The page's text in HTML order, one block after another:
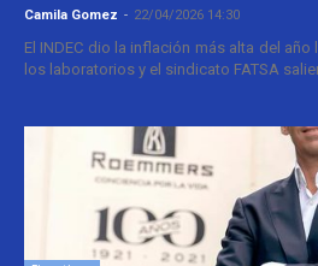
Camila Gomez - 22/04/2026 14:30
El INDEC dio la inflación más alta del
los laboratorios y el sindicato FATSA